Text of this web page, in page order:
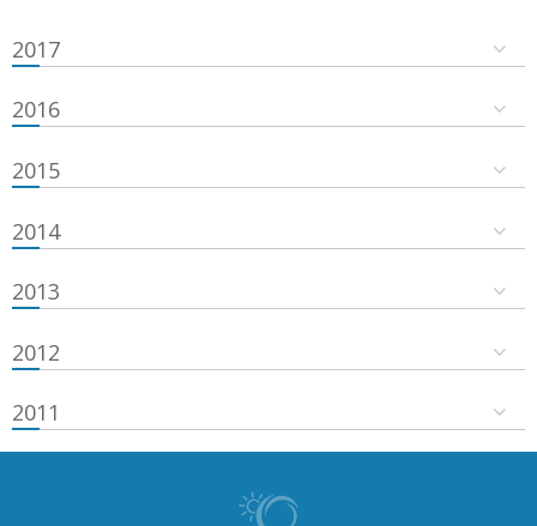
2017
2016
2015
2014
2013
2012
2011